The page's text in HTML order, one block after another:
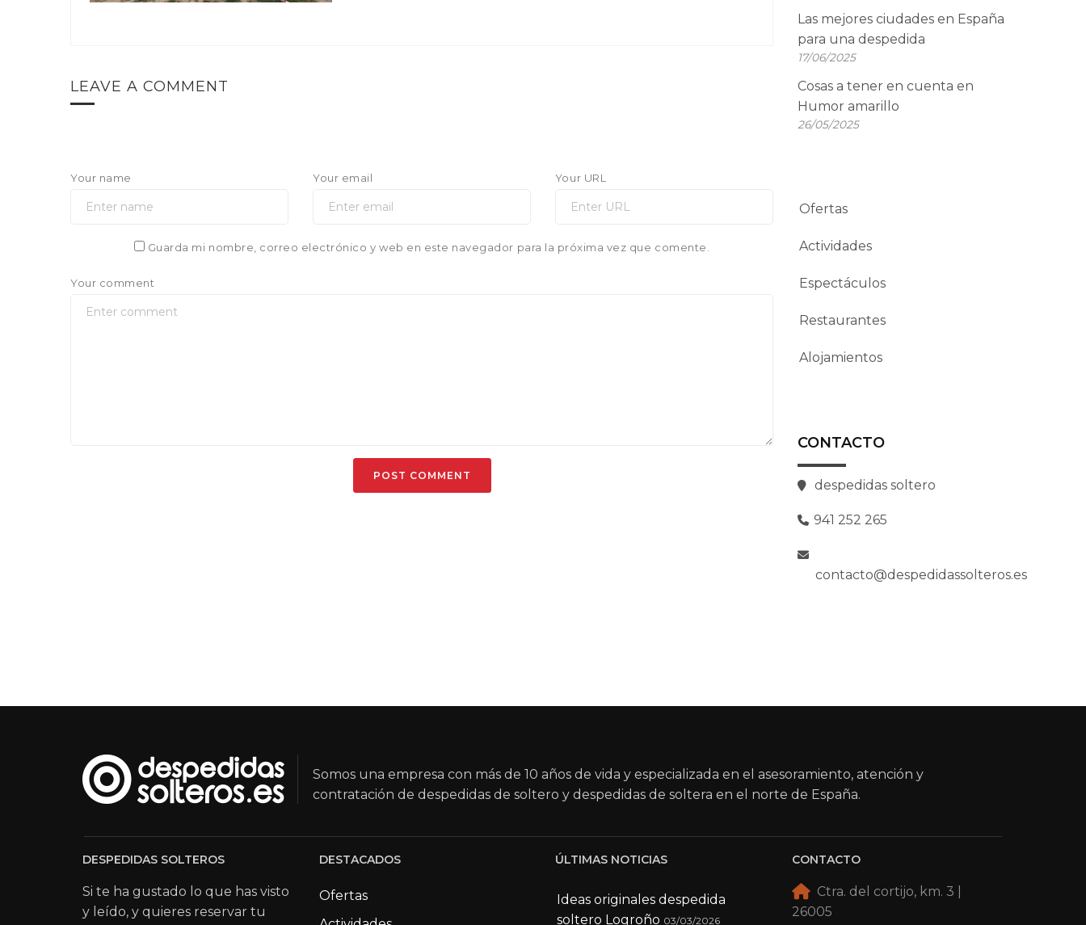
LEAVE A COMMENT
Your name Your email Your URL
Guarda mi nombre, correo electrónico y web en este navegador para la próxima vez que comente.
Your comment
Las mejores ciudades en España
para una despedida
17/06/2025
Cosas a tener en cuenta en
Humor amarillo
26/05/2025
Ofertas
Actividades
Espectáculos
Restaurantes
Alojamientos
CONTACTO
despedidas soltero
941 252 265
contacto@despedidassolteros.es
Somos una empresa con más de 10 años de vida y especializada en el asesoramiento, atención y
contratación de despedidas de soltero y despedidas de soltera en el norte de España.
DESPEDIDAS SOLTEROS
Si te ha gustado lo que has visto
y leído, y quieres reservar tu
DESTACADOS
Ofertas
ÚLTIMAS NOTICIAS
Ideas originales despedida
soltero Logroño 03/03/2026
CONTACTO
Ctra. del cortijo, km. 3 |
26005